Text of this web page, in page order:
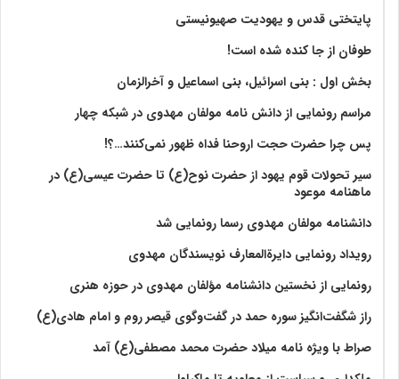
پایتختی قدس و یهودیت صهیونیستی
طوفان از جا کنده شده است!
بخش اول : بنی اسرائیل، بنی اسماعیل و آخرالزمان
مراسم رونمایی از دانش نامه مولفان مهدوی در شبکه چهار
پس چرا حضرت حجت اروحنا فداه ظهور نمی‌کنند…؟!
سیر تحولات قوم یهود از حضرت نوح(ع) تا حضرت عیسی(ع) در
ماهنامه موعود
دانشنامه مولفان مهدوی رسما رونمایی شد
رویداد رونمایی دایرةالمعارف نویسندگان مهدوی
رونمایی از نخستین دانشنامه مؤلفان مهدوی در حوزه هنری
راز شگفت‌انگیز سوره حمد در گفت‌وگوی قیصر روم و امام هادی(ع)
صراط با ویژه نامه میلاد حضرت محمد مصطفی(ع) آمد